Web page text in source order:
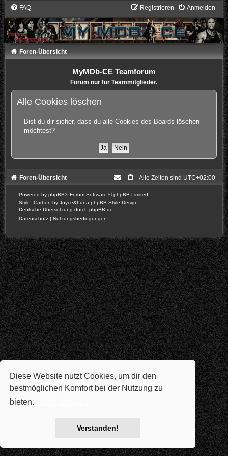
Diese Website nutzt Cookies, um dir den
bestmöglichen Komfort bei der Nutzung zu
bieten.
Verstanden!
FAQ Anmelden
Registrieren
Foren-Übersicht
MyMDb-CE Teamforum
Forum nur für Teammitglieder.
Alle Cookies löschen
Bist du dir sicher, dass du alle Cookies des Boards löschen
möchtest?
Foren-Übersicht Alle Zeiten sind UTC+02:00
Powered by phpBB® Forum Software © phpBB Limited
Style: Carbon by Joyce&Luna phpBB-Style-Design
Deutsche Übersetzung durch phpBB.de
Datenschutz | Nutzungsbedingungen